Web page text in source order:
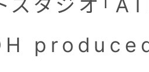
スタジオ「